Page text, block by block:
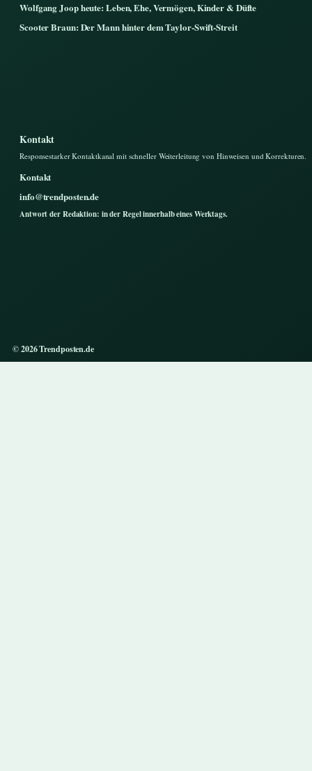
Wolfgang Joop heute: Leben, Ehe, Vermögen, Kinder & Düfte
Scooter Braun: Der Mann hinter dem Taylor-Swift-Streit
Kontakt
Responsestarker Kontaktkanal mit schneller Weiterleitung von Hinweisen und Korrekturen.
Kontakt
info@trendposten.de
Antwort der Redaktion: in der Regel innerhalb eines Werktags.
© 2026 Trendposten.de